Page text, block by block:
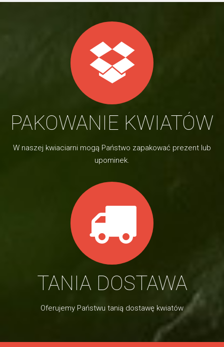
PAKOWANIE KWIATÓW
W naszej kwiaciarni mogą Państwo zapakować prezent lub
upominek.
TANIA DOSTAWA
Oferujemy Państwu tanią dostawę kwiatów